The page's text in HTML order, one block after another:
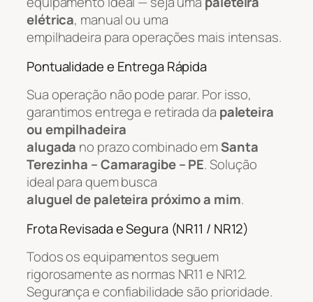
elétrica, manual ou uma
empilhadeira para operações mais intensas.
Pontualidade e Entrega Rápida
Sua operação não pode parar. Por isso,
garantimos entrega e retirada da paleteira
ou empilhadeira
alugada no prazo combinado emSanta
Terezinha – Camaragibe – PE. Solução
ideal para quem busca
aluguel de paleteira próximo a mim.
Frota Revisada e Segura (NR11 / NR12)
Todos os equipamentos seguem
rigorosamente as normas NR11 e NR12.
Segurança e confiabilidade são prioridade.